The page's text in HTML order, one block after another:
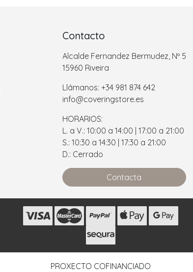
Contacto
Alcalde Fernandez Bermudez, Nº 5
15960 Riveira
Llámanos: +34 981 874 642
info@coveringstore.es
HORARIOS:
L. a V.: 10:00 a 14:00 | 17:00 a 21:00
S.: 10:30 a 14:30 | 17:30 a 21:00
D.: Cerrado
Contacta
PROXECTO COFINANCIADO